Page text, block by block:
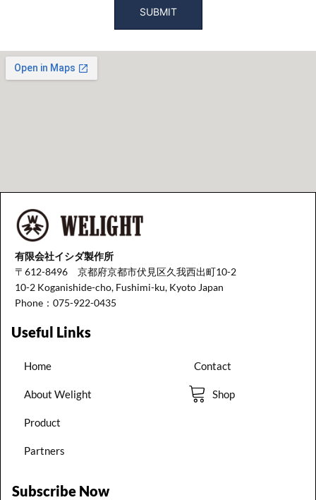
内容を開示した上で、当社の正当な事業の範囲内で、その目的の達成
当社がお預かりした個人情報は、個人情報を頂いた方に承諾を得た範
囲内で、また収集目的に沿った範囲内で利用致します。利用目的につ
合には、法令により許される場合を除き、その利用について、ご利用
者様の同意を頂くものとします。
当社は、ご利用者様の同意なしに第三者へご利用者様の個人情報の提
供は行いません。但し個人情報に適用される法律その他の規範によ
り、当社が従うべき法令上の義務等の特別な事情がある場合は、この
限りではありません。
（4）個人情報の開示・修正等の手続
ご利用者様からご提供頂いた個人情報に関して、照会、訂正、削除を
請求が当社の業務に著しい支障をきたす場合等を除き、ご利用者様ご
に、ご利用者様の個人情報を開示、訂正、削除致します。
個人情報の保護に関する法令・規範の遵守について
当社は、当社が保有する個人情報に関して適用される個人情報保護関
連法令及び規範を遵守します。また本方針は、日本国の法律、その他
規範により判断致します。本方針は、当社の個人情報の取り扱いに関
人情報保護法等の法令・規範に基づく個人情報の保護に努めます。
有限会社イシダ製作所
〒612-8496 京都府京都市伏見区久我西出町10-2
10-2 Koganishide-cho, Fushimi-ku, Kyoto Japan
Phone：075-922-0435
Useful Links
Home
About Welight
Product
Partners
Contact
Shop
Subscribe Now